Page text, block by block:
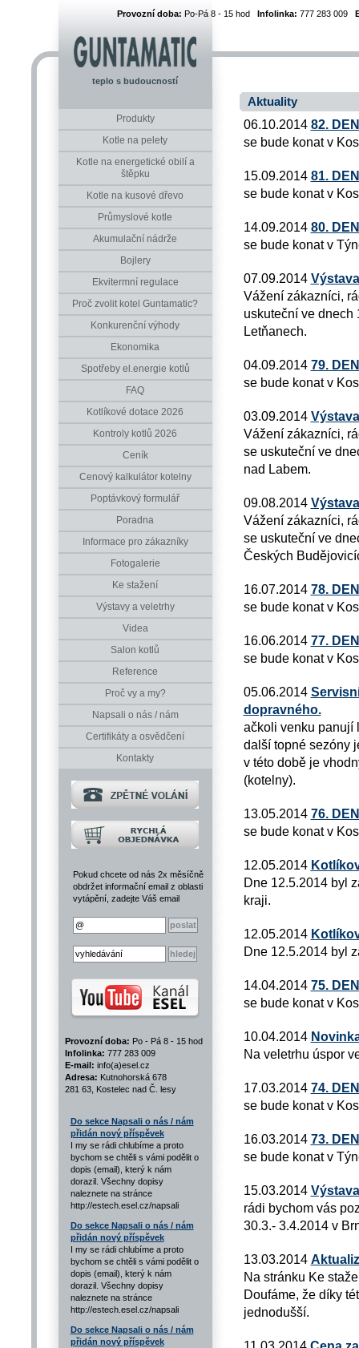
Provozní doba: Po-Pá 8 - 15 hod Infolinka: 777 283 009
teplo s budoucností
Produkty
Kotle na pelety
Kotle na energetické obilí a
štěpku
Kotle na kusové dřevo
Průmyslové kotle
Akumulační nádrže
Bojlery
Ekvitermní regulace
Proč zvolit kotel Guntamatic?
Konkurenční výhody
Ekonomika
Spotřeby el.energie kotlů
FAQ
Kotlíkové dotace 2026
Kontroly kotlů 2026
Ceník
Cenový kalkulátor kotelny
Poptávkový formulář
Poradna
Informace pro zákazníky
Fotogalerie
Ke stažení
Výstavy a veletrhy
Videa
Salon kotlů
Reference
Proč vy a my?
Napsali o nás / nám
Certifikáty a osvědčení
Kontakty
Pokud chcete od nás 2x měsíčně
obdržet informační email z oblasti
vytápění, zadejte Váš email
Provozní doba: Po - Pá 8 - 15 hod
Infolinka: 777 283 009
E-mail: info(a)esel.cz
Adresa: Kutnohorská 678
281 63, Kostelec nad Č. lesy
Do sekce Napsali o nás / nám
přidán nový příspěvek
I my se rádi chlubíme a proto
bychom se chtěli s vámi podělit o
dopis (email), který k nám
dorazil. Všechny dopisy
naleznete na stránce
http://estech.esel.cz/napsali
Do sekce Napsali o nás / nám
přidán nový příspěvek
I my se rádi chlubíme a proto
bychom se chtěli s vámi podělit o
dopis (email), který k nám
dorazil. Všechny dopisy
naleznete na stránce
http://estech.esel.cz/napsali
Do sekce Napsali o nás / nám
přidán nový příspěvek
Aktuality
06.10.2014 82.
se bude konat v
15.09.2014 81.
se bude konat v
14.09.2014 80.
se bude konat v
07.09.2014
Vážení zákazníci,
uskuteční ve dnech
Letňanech.
04.09.2014 79.
se bude konat v
03.09.2014
Vážení zákazníci,
se uskuteční ve
nad Labem.
09.08.2014
Vážení zákazníci,
se uskuteční ve
Českých
16.07.2014 78.
se bude konat v
16.06.2014 77.
se bude konat v
05.06.2014
dopravného.
ačkoli venku panují
další topné sezóny
v této době je
(kotelny).
13.05.2014 76.
se bude konat v
12.05.2014
Dne 12.5.2014 byl
kraji.
12.05.2014
Dne 12.5.2014 byl
14.04.2014 75.
se bude konat v
10.04.2014
Na veletrhu úspor
17.03.2014 74.
se bude konat v
16.03.2014 73.
se bude konat v
15.03.2014
rádi bychom vás
30.3.- 3.4.2014 v
13.03.2014
Na stránku Ke
Doufáme, že díky
jednodušší.